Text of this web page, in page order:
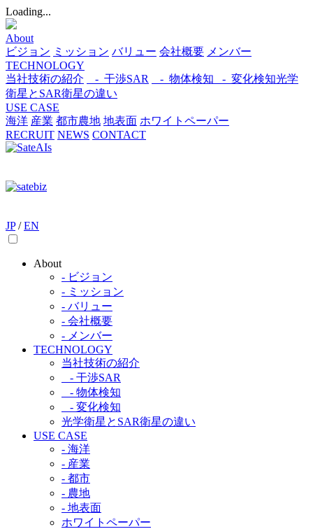
Loading...
About
ビジョン ミッション バリュー 会社概要 メンバー
TECHNOLOGY
当社技術の紹介
- 干渉SAR - 物体検知​ - 変化検知​光学
衛星とSAR衛星の違い
USE CASE
海洋 産業 都市​農地 地表面 ホワイトペーパー
RECRUIT NEWS CONTACT
JP / EN
About
- ビジョン
- ミッション
- バリュー
- 会社概要
- メンバー
TECHNOLOGY
当社技術の紹介​
- 干渉SAR​
- 物体検知​
- 変化検知​
光学衛星とSAR衛星の違い​
USE CASE
- 海洋
- 産業
- 都市​
- 農地
- 地表面
ホワイトペーパー